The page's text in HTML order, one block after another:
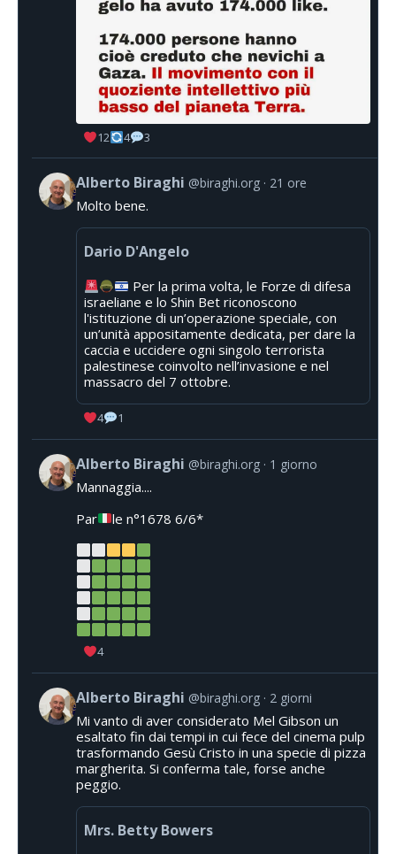
12 4 3
Alberto Biraghi @biraghi.org 21 ore
Molto bene.
Dario D'Angelo
Per la prima volta, le Forze di difesa
israeliane e lo Shin Bet riconoscono
l'istituzione di un’operazione speciale, con
un’unità appositamente dedicata, per dare la
caccia e uccidere ogni singolo terrorista
palestinese coinvolto nell’invasione e nel
massacro del 7 ottobre.
4 1
Alberto Biraghi @biraghi.org 1 giorno
Mannaggia....
Par
le n°1678 6/6*
4
Alberto Biraghi @biraghi.org 2 giorni
Mi vanto di aver considerato Mel Gibson un
esaltato fin dai tempi in cui fece del cinema pulp
trasformando Gesù Cristo in una specie di pizza
margherita. Si conferma tale, forse anche
peggio.
Mrs. Betty Bowers